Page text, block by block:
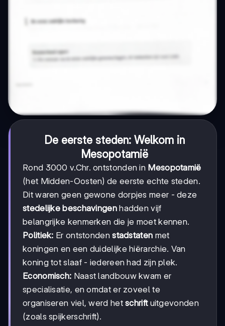
De eerste steden: Welkom in
Mesopotamië
Rond 3000 v.Chr. ontstonden in Mesopotamië
(het Midden-Oosten) de eerste echte steden.
Dit waren geen gewone dorpjes meer - deze
stedelijke beschavingenhadden vijf
belangrijke kenmerken die je moet kennen.
Politiek: Er ontstondenstadstaten met
koningen en een duidelijke hiërarchie. Van
koning tot slaaf - iedereen had zijn plek.
Economisch: Naast landbouw kwam er
specialisatie, en omdat er zoveel te
organiseren viel, werd hetschriftuitgevonden
(zoals spijkerschrift).